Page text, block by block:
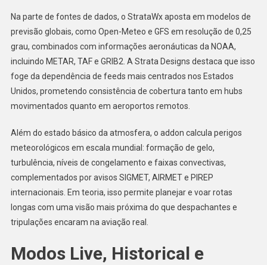
Na parte de fontes de dados, o StrataWx aposta em modelos de
previsão globais, como Open-Meteo e GFS em resolução de 0,25
grau, combinados com informações aeronáuticas da NOAA,
incluindo METAR, TAF e GRIB2. A Strata Designs destaca que isso
foge da dependência de feeds mais centrados nos Estados
Unidos, prometendo consistência de cobertura tanto em hubs
movimentados quanto em aeroportos remotos.
Além do estado básico da atmosfera, o addon calcula perigos
meteorológicos em escala mundial: formação de gelo,
turbulência, níveis de congelamento e faixas convectivas,
complementados por avisos SIGMET, AIRMET e PIREP
internacionais. Em teoria, isso permite planejar e voar rotas
longas com uma visão mais próxima do que despachantes e
tripulações encaram na aviação real.
Modos Live, Historical e